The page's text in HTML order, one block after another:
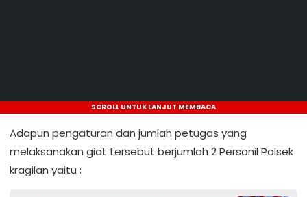
SCROLL UNTUK LANJUT MEMBACA
Adapun pengaturan dan jumlah petugas yang
melaksanakan giat tersebut berjumlah 2 Personil Polsek
kragilan yaitu :